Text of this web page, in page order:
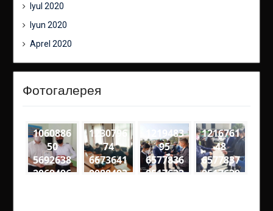
Iyul 2020
Iyun 2020
Aprel 2020
Фотогалерея
1060886
50
5692638
2069496
1230796
74
6673641
0088493
1219483
95
6577836
0517632
1216761
48
6577837
9517630